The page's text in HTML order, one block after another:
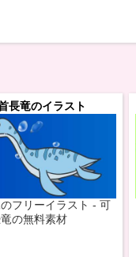
長竜のイラスト
フリーイラスト - 可
の無料素材